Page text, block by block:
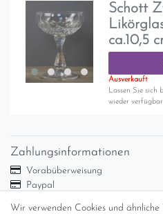
Schott
ca.10,5
Ausverkauft
Lassen Sie sich
wieder
Wir verwenden Cookies und
Zahlungsinformationen
Vorabüberweisung
Paypal